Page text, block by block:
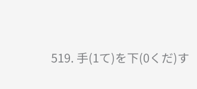
519. 手(1て)を下(0くだ)す